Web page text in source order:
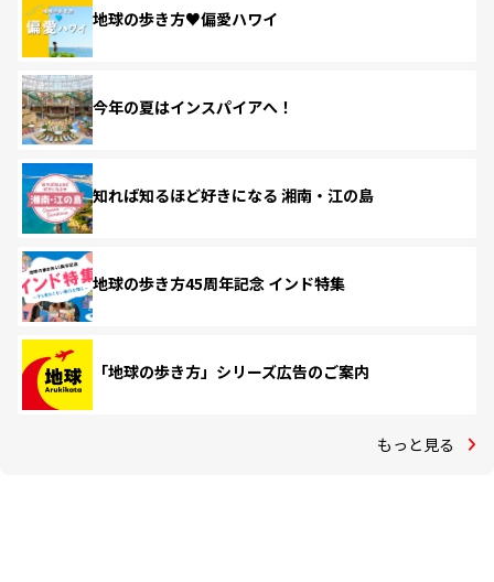
地球の歩き方♥偏愛ハワイ
今年の夏はインスパイアへ！
知れば知るほど好きになる 湘南・江の島
地球の歩き方45周年記念 インド特集
「地球の歩き方」シリーズ広告のご案内
もっと見る